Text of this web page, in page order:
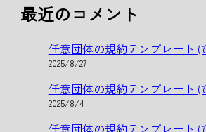
最近のコメント
任意団体の規約テンプレート (
2025/8/27
任意団体の規約テンプレート (
2025/8/4
任意団体の規約テンプレート (